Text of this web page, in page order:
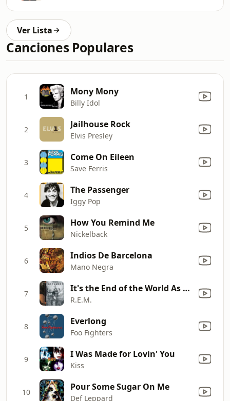
Ver Lista
Canciones Populares
1 Mony Mony
Billy Idol
2 Jailhouse Rock
Elvis Presley
3 Come On Eileen
Save Ferris
4 The Passenger
Iggy Pop
5 How You Remind Me
Nickelback
6 Indios De Barcelona
Mano Negra
7 It's the End of the World As We Know It (And I Feel Fine)
R.E.M.
8 Everlong
Foo Fighters
9 I Was Made for Lovin' You
Kiss
10 Pour Some Sugar On Me
Def Leppard